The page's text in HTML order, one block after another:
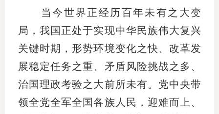
当今世界正经历百年未有之大变
局，我国正处于实现中华民族伟大复兴
关键时期，形势环境变化之快、改革发
展稳定任务之重、矛盾风险挑战之多、
治国理政考验之大前所未有。党中央带
领全党全军全国各族人民，迎难而上、